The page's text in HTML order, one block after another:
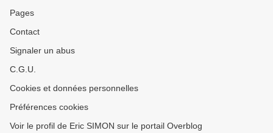
Pages
Contact
Signaler un abus
C.G.U.
Cookies et données personnelles
Préférences cookies
Voir le profil de Eric SIMON sur le portail Overblog